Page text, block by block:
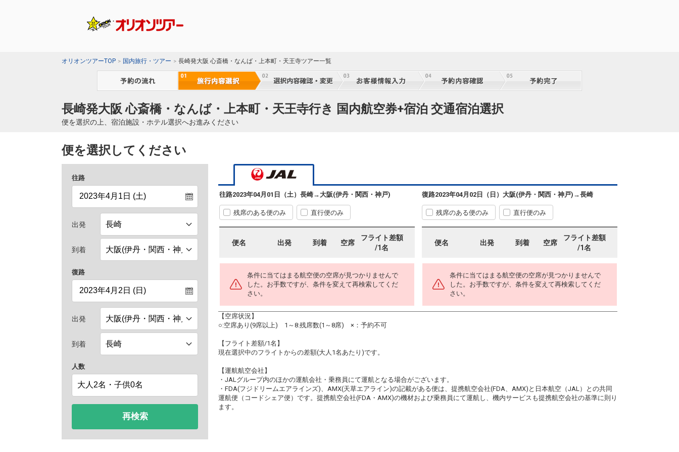
オリオンツアーTOP 国内旅行・ツアー 長崎発大阪 心斎橋・なんば・上本町・天王寺ツアー一覧
長崎発大阪 心斎橋・なんば・上本町・天王寺行き 国内航空券+宿泊 交通宿泊選択
便を選択の上、宿泊施設・ホテル選択へお進みください
便を選択してください
往路
出発
到着
復路
出発
到着
人数
再検索
往路2023年04月01日（土） 長崎→大阪(伊丹・関西・神戸)
残席のある便のみ 直行便のみ
便名 出発 到着 空席
フライト差額
/1名
条件に当てはまる航空便の空席が見つかりませんで
した。お手数ですが、条件を変えて再検索してくだ
さい。
復路2023年04月02日（日） 大阪(伊丹・関西・神戸) →長崎
残席のある便のみ 直行便のみ
便名 出発 到着 空席
フライト差額
/1名
条件に当てはまる航空便の空席が見つかりませんで
した。お手数ですが、条件を変えて再検索してくだ
さい。
【空席状況】
○:空席あり(9席以上) 1～8:残席数(1～8席) ×：予約不可
【フライト差額/1名】
現在選択中のフライトからの差額(大人1名あたり)です。
【運航航空会社】
・JALグループ内のほかの運航会社・乗務員にて運航となる場合がございます。
・FDA(フジドリームエアラインズ)、AMX(天草エアライン)の記載がある便は、提携航空会社(FDA、AMX)と日本航空（JAL）との共同
運航便（コードシェア便）です。提携航空会社(FDA・AMX)の機材および乗務員にて運航し、機内サービスも提携航空会社の基準に則り
ます。